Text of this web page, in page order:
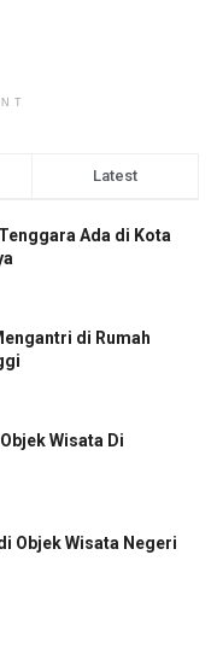
Latest
Ada di Kota
di Rumah
Wisata Di
Objek Wisata Negeri